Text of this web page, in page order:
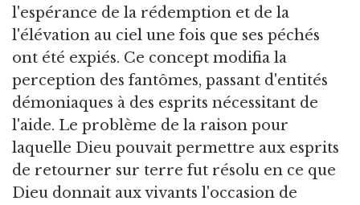
l'espérance de la rédemption et de la
l'élévation au ciel une fois que ses péchés
ont été expiés. Ce concept modifia la
perception des fantômes, passant d'entités
démoniaques à des esprits nécessitant de
l'aide. Le problème de la raison pour
laquelle Dieu pouvait permettre aux esprits
de retourner sur terre fut résolu en ce que
Dieu donnait aux vivants l'occasion de